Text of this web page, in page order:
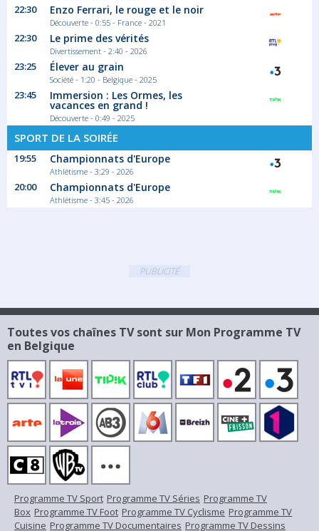
22:30 Enzo Ferrari, le rouge et le noir
Découverte - 0:55 - France - 2021
22:30 Le prime des vérités
Divertissement - 2:40 - 2026
23:25 Élever au grain
Société - 1:20 - Belgique - 2025
23:45 Immersion : Les Ormes, les
vacances en grand !
Découverte - 0:49 - 2025
SPORT DE LA SOIRÉE
19:55 Championnats d'Europe
Athlétisme - 3:29 - 2026
20:00 Championnats d'Europe
Athlétisme - 3:45 - 2026
PUBLICITÉ
Toutes vos chaînes TV sont sur Mon Programme TV
en Belgique
Programme TV Sport Programme TV Séries Programme TV
Box Programme TV Foot Programme TV Cyclisme Programme TV
Cuisine Programme TV Documentaires Programme TV Dessins